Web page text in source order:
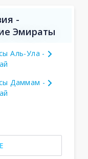
-
Эмираты
Аль-Ула -
Даммам -